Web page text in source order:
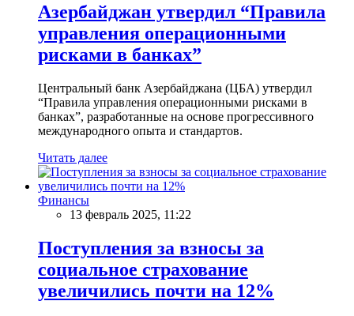
Азербайджан утвердил “Правила
управления операционными
рисками в банках”
Центральный банк Азербайджана (ЦБА) утвердил
“Правила управления операционными рисками в
банках”, разработанные на основе прогрессивного
международного опыта и стандартов.
Читать далее
Финансы
13 февраль 2025, 11:22
Поступления за взносы за
социальное страхование
увеличились почти на 12%